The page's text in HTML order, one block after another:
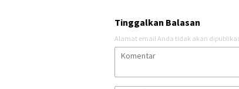
Tinggalkan Balasan
Alamat email Anda tidak akan